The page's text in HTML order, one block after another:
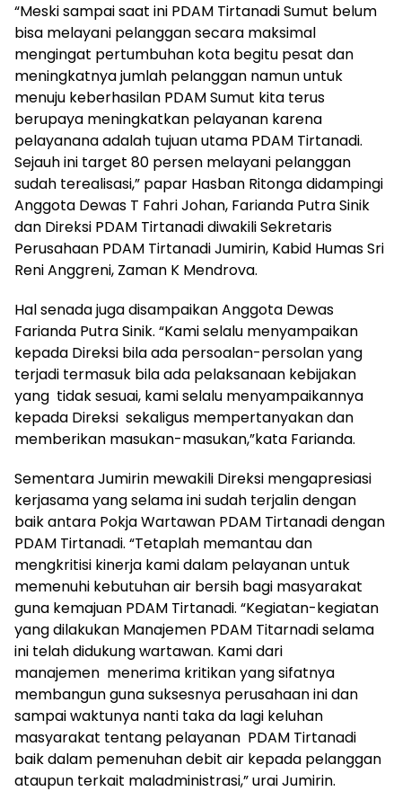
“Meski sampai saat ini PDAM Tirtanadi Sumut belum
bisa melayani pelanggan secara maksimal
mengingat pertumbuhan kota begitu pesat dan
meningkatnya jumlah pelanggan namun untuk
menuju keberhasilan PDAM Sumut kita terus
berupaya meningkatkan pelayanan karena
pelayanana adalah tujuan utama PDAM Tirtanadi.
Sejauh ini target 80 persen melayani pelanggan
sudah terealisasi,” papar Hasban Ritonga didampingi
Anggota Dewas T Fahri Johan, Farianda Putra Sinik
dan Direksi PDAM Tirtanadi diwakili Sekretaris
Perusahaan PDAM Tirtanadi Jumirin, Kabid Humas Sri
Reni Anggreni, Zaman K Mendrova.
Hal senada juga disampaikan Anggota Dewas
Farianda Putra Sinik. “Kami selalu menyampaikan
kepada Direksi bila ada persoalan-persolan yang
terjadi termasuk bila ada pelaksanaan kebijakan
yang tidak sesuai, kami selalu menyampaikannya
kepada Direksi sekaligus mempertanyakan dan
memberikan masukan-masukan,”kata Farianda.
Sementara Jumirin mewakili Direksi mengapresiasi
kerjasama yang selama ini sudah terjalin dengan
baik antara Pokja Wartawan PDAM Tirtanadi dengan
PDAM Tirtanadi. “Tetaplah memantau dan
mengkritisi kinerja kami dalam pelayanan untuk
memenuhi kebutuhan air bersih bagi masyarakat
guna kemajuan PDAM Tirtanadi. “Kegiatan-kegiatan
yang dilakukan Manajemen PDAM Titarnadi selama
ini telah didukung wartawan. Kami dari
manajemen menerima kritikan yang sifatnya
membangun guna suksesnya perusahaan ini dan
sampai waktunya nanti taka da lagi keluhan
masyarakat tentang pelayanan PDAM Tirtanadi
baik dalam pemenuhan debit air kepada pelanggan
ataupun terkait maladministrasi,” urai Jumirin.